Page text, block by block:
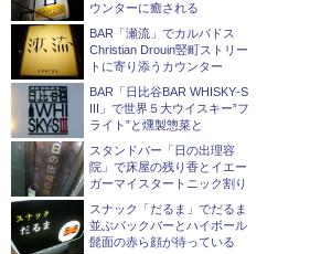
ウンターに癒される
BAR「瀬流」でカルバドス
Christian Drouin竪町ストリー
トに寄り添うカウンター
BAR「日比谷BAR WHISKY‐S
III」で世界５大ウイスキー”フ
ライト”と燻製惣菜と
スタンドバー「日の出理容
院」で床屋の残り香とイエー
ガーマイスタートニック割り
スナック「だるま」でだるま
並ぶバックバーとハイボール
髭面の赤ら顔が待っている